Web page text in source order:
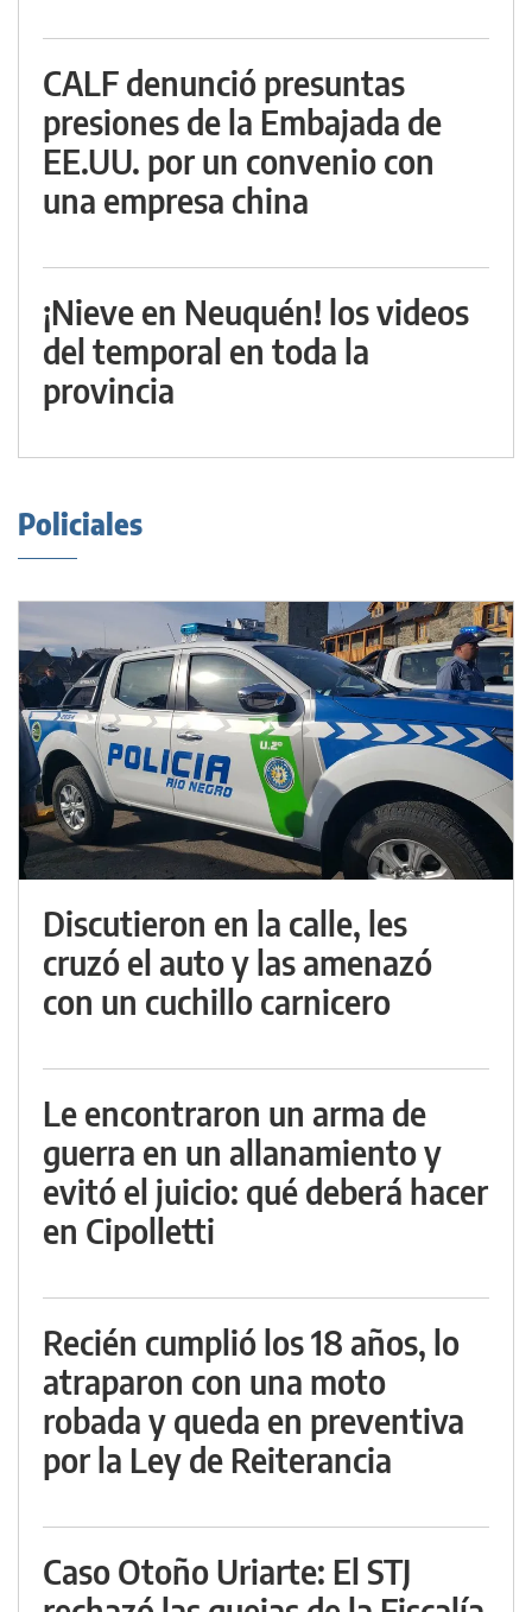
CALF denunció presuntas
presiones de la Embajada de
EE.UU. por un convenio con
una empresa china
¡Nieve en Neuquén! los videos
del temporal en toda la
provincia
Policiales
Discutieron en la calle, les
cruzó el auto y las amenazó
con un cuchillo carnicero
Le encontraron un arma de
guerra en un allanamiento y
evitó el juicio: qué deberá hacer
en Cipolletti
Recién cumplió los 18 años, lo
atraparon con una moto
robada y queda en preventiva
por la Ley de Reiterancia
Caso Otoño Uriarte: El STJ